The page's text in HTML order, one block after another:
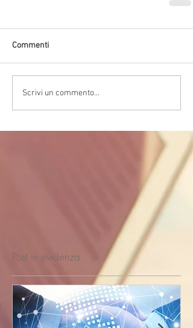
Commenti
Scrivi un commento...
Post in evidenza